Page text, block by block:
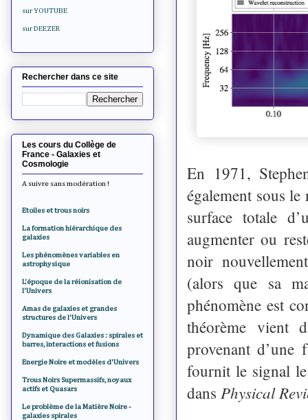
En 1971,
également sous
surface totale
augmenter ou
noir
(alors que sa
phénomène est
théorème vient
provenant
fournit le signal
dans Physical
sur YOUTUBE
sur DEEZER
Rechercher dans ce site
Les cours du Collège de
France - Galaxies et
Cosmologie
A suivre sans modération !
Etoiles et trous noirs
La formation hiérarchique des
galaxies
Les phénomènes variables en
astrophysique
L'époque de la réionisation de
l'Univers
Amas de galaxies et grandes
structures de l'Univers
Dynamique des Galaxies : spirales et
barres, interactions et fusions
Energie Noire et modèles d'Univers
Trous Noirs Supermassifs, noyaux
actifs et Quasars
Le problème de la Matière Noire -
galaxies spirales